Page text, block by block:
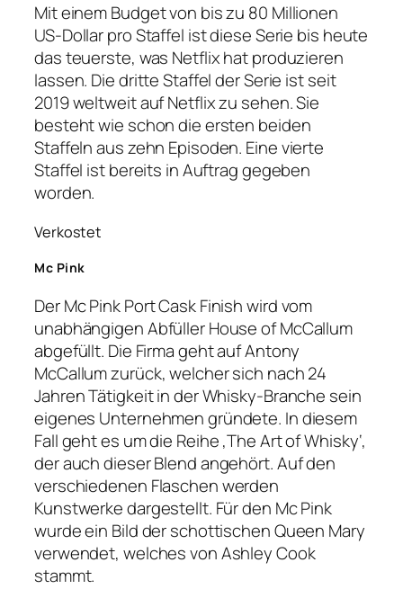
Mit einem Budget von bis zu 80 Millionen
US-Dollar pro Staffel ist diese Serie bis heute
das teuerste, was Netflix hat produzieren
lassen. Die dritte Staffel der Serie ist seit
2019 weltweit auf Netflix zu sehen. Sie
besteht wie schon die ersten beiden
Staffeln aus zehn Episoden. Eine vierte
Staffel ist bereits in Auftrag gegeben
worden.
Verkostet
Mc Pink
Der Mc Pink Port Cask Finish wird vom
unabhängigen Abfüller House of McCallum
abgefüllt. Die Firma geht auf Antony
McCallum zurück, welcher sich nach 24
Jahren Tätigkeit in der Whisky-Branche sein
eigenes Unternehmen gründete. In diesem
Fall geht es um die Reihe ‚The Art of Whisky‘,
der auch dieser Blend angehört. Auf den
verschiedenen Flaschen werden
Kunstwerke dargestellt. Für den Mc Pink
wurde ein Bild der schottischen Queen Mary
verwendet, welches von Ashley Cook
stammt.